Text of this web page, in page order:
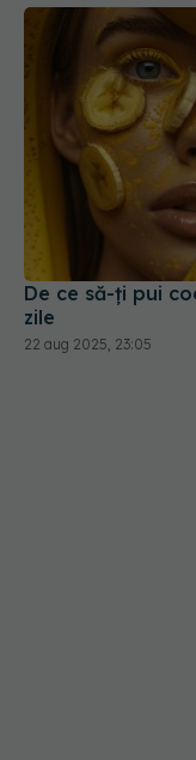
De ce să-ți pui